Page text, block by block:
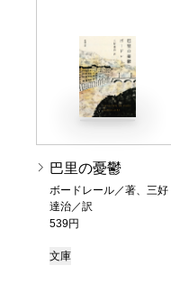
巴里の憂鬱
ボードレール／著、三好
達治／訳
539円
文庫